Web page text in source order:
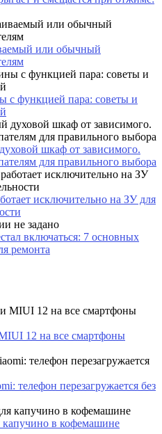
или обычный
с функцией пара: советы и
шкаф от зависимого.
для правильного выбора
исключительно на ЗУ для
включаться: 7 основных
ремонта
12 на все смартфоны
телефон перезагружается без
капучино в кофемашине